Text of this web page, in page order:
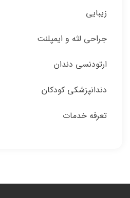
زیبایی
جراحی لثه و ایمپلنت
ارتودنسی دندان
دندانپزشکی کودکان
تعرفه خدمات